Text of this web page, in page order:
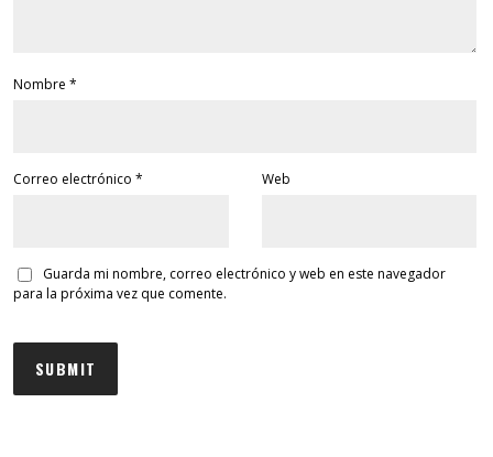
Nombre *
Correo electrónico * Web
Guarda mi nombre, correo electrónico y web en este navegador
para la próxima vez que comente.